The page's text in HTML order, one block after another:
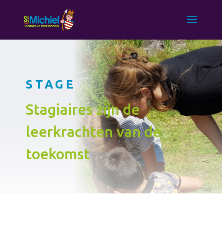
STAGE
Stagiaires zijn de
leerkrachten van de
toekomst